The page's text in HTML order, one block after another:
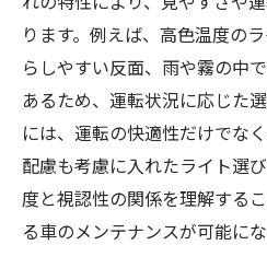
ります。例えば、高色温度の
らしやすい反面、雨や霧の中
あるため、運転状況に応じた
には、運転の快適性だけでな
配慮も考慮に入れたライト選
度と視認性の関係を理解する
る車のメンテナンスが可能にな